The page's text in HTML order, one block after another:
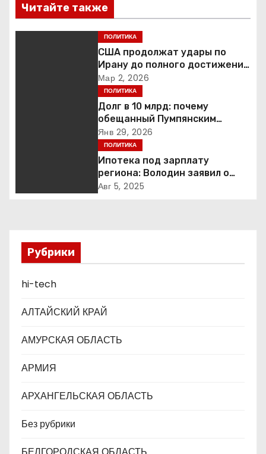
и
о
а
п
и
с
я
м
Читайте также
ПОЛИТИКА
США продолжат удары по
Ирану до полного достижения
целей — Трамп
Мар 2, 2026
ПОЛИТИКА
Долг в 10 млрд: почему
обещанный Пумпянским
научный центр в
Екатеринбурге так и не
построен
Янв 29, 2026
ПОЛИТИКА
Ипотека под зарплату
региона: Володин заявил о
планах дифференцировать
Авг 5, 2025
Рубрики
hi-tech
АЛТАЙСКИЙ КРАЙ
АМУРСКАЯ ОБЛАСТЬ
АРМИЯ
АРХАНГЕЛЬСКАЯ ОБЛАСТЬ
Без рубрики